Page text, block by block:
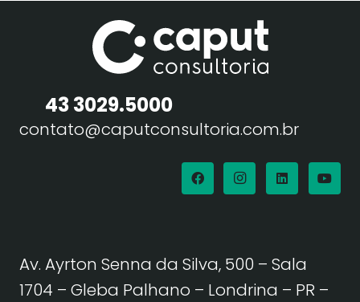
43 3029.5000
contato@caputconsultoria.com.br
Av. Ayrton Senna da Silva, 500 – Sala
1704 – Gleba Palhano – Londrina – PR –